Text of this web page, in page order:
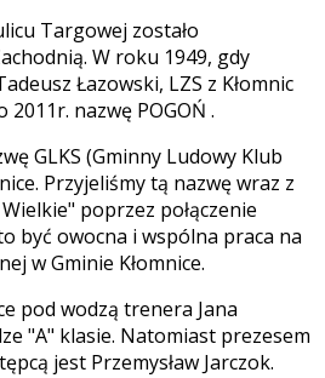
Targowej zostało
W roku 1949, gdy
Łazowski, LZS z Kłomnic
2011r. nazwę POGOŃ .
GLKS (Gminny Ludowy Klub
Przyjeliśmy tą nazwę wraz z
poprzez połączenie
być owocna i wspólna praca na
w Gminie Kłomnice.
pod wodzą trenera Jana
"A" klasie. Natomiast prezesem
jest Przemysław Jarczok.